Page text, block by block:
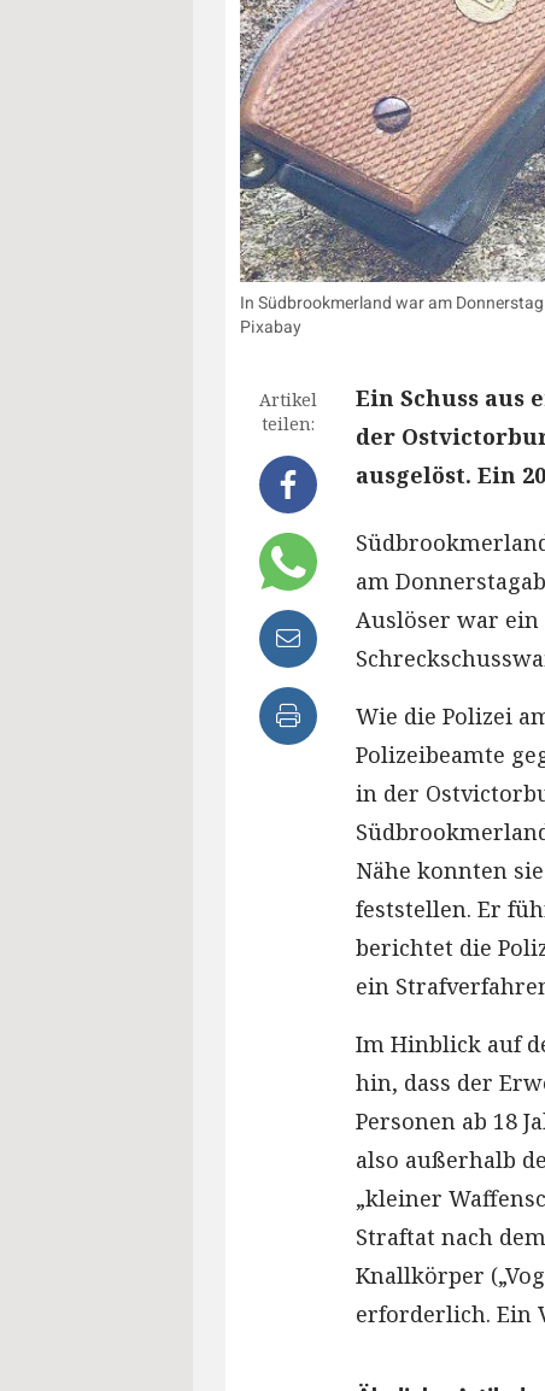
In Südbrookmerland war am
Pixabay
Artikel
teilen:
Ein Schuss aus
der
ausgelöst. Ein
am
Auslöser war
Wie die Polizei
Polizeibeamte
in der
Nähe konnten
feststellen. Er
berichtet die
ein
Im Hinblick auf
hin, dass der
Personen ab 18
also außerhalb
„kleiner
Straftat nach
Knallkörper
erforderlich. Ein